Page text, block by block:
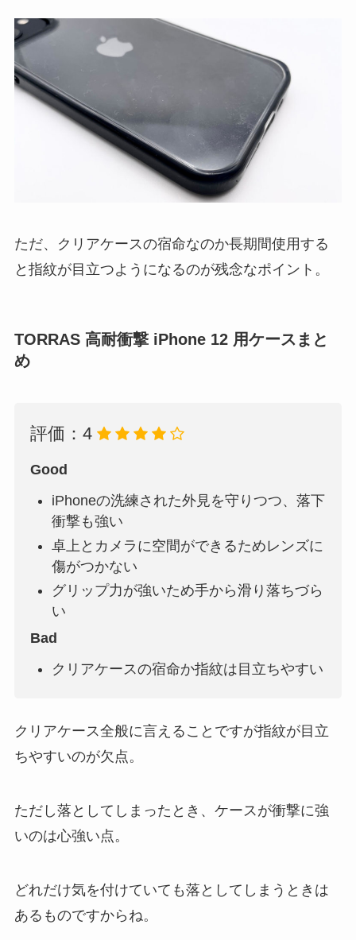
ただ、クリアケースの宿命なのか長期間使用する
と指紋が目立つようになるのが残念なポイント。
TORRAS 高耐衝撃 iPhone 12 用ケースまと
め
評価：4
Good
iPhoneの洗練された外見を守りつつ、落下
衝撃も強い
卓上とカメラに空間ができるためレンズに
傷がつかない
グリップ力が強いため手から滑り落ちづら
い
Bad
クリアケースの宿命か指紋は目立ちやすい
クリアケース全般に言えることですが指紋が目立
ちやすいのが欠点。
ただし落としてしまったとき、ケースが衝撃に強
いのは心強い点。
どれだけ気を付けていても落としてしまうときは
あるものですからね。